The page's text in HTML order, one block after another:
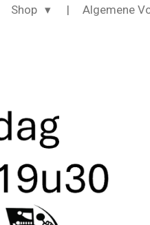
Shop
Algemene